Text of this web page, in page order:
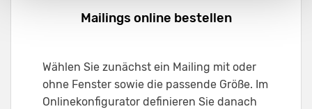
Mailings online bestellen
Wählen Sie zunächst ein Mailing mit oder
ohne Fenster sowie die passende Größe. Im
Onlinekonfigurator definieren Sie danach